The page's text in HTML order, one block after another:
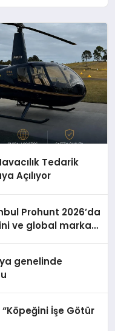
Tedarik
Açılıyor
Prohunt 2026’da
ve global marka
genelinde
İşe Götür